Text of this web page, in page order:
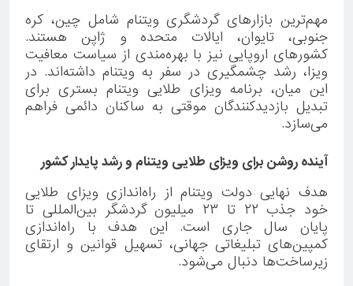
مهم‌ترین بازارهای گردشگری ویتنام شامل چین، کره
جنوبی، تایوان، ایالات متحده و ژاپن هستند.
کشورهای اروپایی نیز با بهره‌مندی از سیاست معافیت
ویزا، رشد چشمگیری در سفر به ویتنام داشته‌اند. در
این میان، برنامه ویزای طلایی ویتنام بستری برای
تبدیل بازدیدکنندگان موقتی به ساکنان دائمی فراهم
می‌سازد.
آینده روشن برای ویزای طلایی ویتنام و رشد پایدار کشور
هدف نهایی دولت ویتنام از راه‌اندازی ویزای طلایی
خود جذب ۲۲ تا ۲۳ میلیون گردشگر بین‌المللی تا
پایان سال جاری است. این هدف با راه‌اندازی
کمپین‌های تبلیغاتی جهانی، تسهیل قوانین و ارتقای
زیرساخت‌ها دنبال می‌شود.